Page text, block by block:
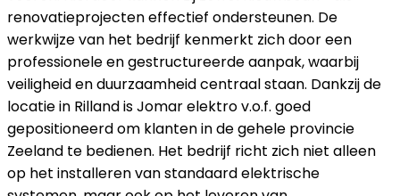
renovatieprojecten effectief ondersteunen. De
werkwijze van het bedrijf kenmerkt zich door een
professionele en gestructureerde aanpak, waarbij
veiligheid en duurzaamheid centraal staan. Dankzij de
locatie in Rilland is Jomar elektro v.o.f. goed
gepositioneerd om klanten in de gehele provincie
Zeeland te bedienen. Het bedrijf richt zich niet alleen
op het installeren van standaard elektrische